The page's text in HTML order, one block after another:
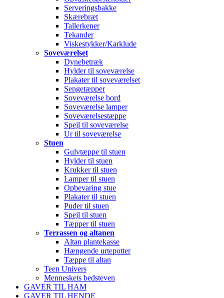
Serveringsbakke
Skærebræt
Tallerkener
Tekander
Viskestykker/Karklude
Soveværelset
Dynebetræk
Hylder til soveværelse
Plakater til soveværelset
Sengetæpper
Soveværelse bord
Soveværelse lamper
Soveværelsestæppe
Spejl til soveværelse
Ur til soveværelse
Stuen
Gulvtæppe til stuen
Hylder til stuen
Krukker til stuen
Lamper til stuen
Opbevaring stue
Plakater til stuen
Puder til stuen
Spejl til stuen
Tæpper til stuen
Terrassen og altanen
Altan plantekasse
Hængende urtepotter
Tæppe til altan
Teen Univers
Menneskets bedsteven
GAVER TIL HAM
GAVER TIL HENDE